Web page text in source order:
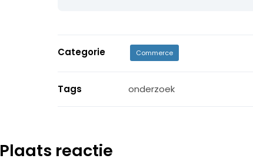
Categorie Commerce
Tags onderzoek
Plaats reactie